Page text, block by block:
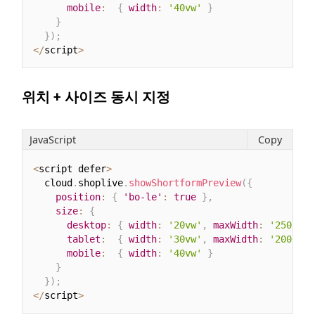
mobile: { width: '40vw'
}
}
}) ;
</script>
위치 + 사이즈 동시 지정
<script defer>
  cloud
. shoplive. showShortformPreview({
position: { 'bo-le' : true } ,
size:
{
desktop: { width: '20vw' , maxWidth: '250px'
tablet : { width: '30vw' , maxWidth: '200px'
mobile: { width: '40vw'
}
}
}) ;
</script>
JavaScript Copy